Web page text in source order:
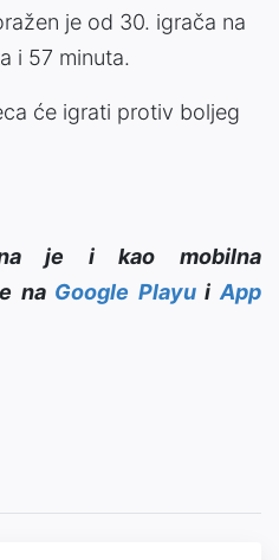
je od 30. igrača na
i 57 minuta.
će igrati protiv boljeg
je i kao mobilna
na Google PlayuiApp